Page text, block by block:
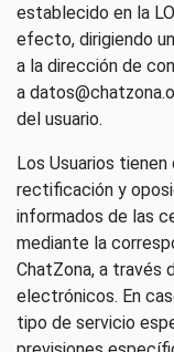
establecido en la
efecto, dirigiendo
a la dirección de
a
del usuario.
Los Usuarios
rectificación y
informados de las
mediante la
ChatZona, a través
electrónicos. En
tipo de servicio